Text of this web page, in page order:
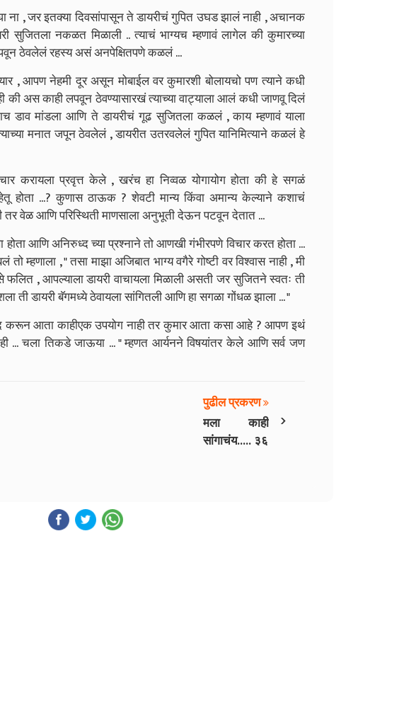
, जर इतक्या दिवसांपासून ते डायरीचं गुपित उघड झालं नाही , अचानक
सुजितला नकळत मिळाली .. त्याचं भाग्यच म्हणावं लागेल की कुमारच्या
ठेवलेलं रहस्य असं अनपेक्षितपणे कळलं ...
, आपण नेहमी दूर असून मोबाईल वर कुमारशी बोलायचो पण त्याने कधी
की अस काही लपवून ठेवण्यासारखं त्याच्या वाट्याला आलं कधी जाणवू दिलं
डाव मांडला आणि ते डायरीचं गूढ सुजितला कळलं , काय म्हणावं याला
मनात जपून ठेवलेलं , डायरीत उतरवलेलं गुपित यानिमित्याने कळलं हे
करायला प्रवृत्त केले , खरंच हा निव्वळ योगायोग होता की हे सगळं
होता ...? कुणास ठाऊक ? शेवटी मान्य किंवा अमान्य केल्याने कशाचं
वेळ आणि परिस्थिती माणसाला अनुभूती देऊन पटवून देतात ...
आणि अनिरुध्द च्या प्रश्नाने तो आणखी गंभीरपणे विचार करत होता ...
म्हणाला , " तसा माझा अजिबात भाग्य वगैरे गोष्टी वर विश्वास नाही , मी
, आपल्याला डायरी वाचायला मिळाली असती जर सुजितने स्वतः ती
ती डायरी बॅगमध्ये ठेवायला सांगितली आणि हा सगळा गोंधळ झाला ... "
करून आता काहीएक उपयोग नाही तर कुमार आता कसा आहे ? आपण इथं
... चला तिकडे जाऊया ... " म्हणत आर्यनने विषयांतर केले आणि सर्व जण
›
पुढील प्रकरण
मला काही
सांगाचंय..... ३६